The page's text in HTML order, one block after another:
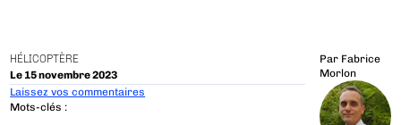
HÉLICOPTÈRE
Le 15 novembre 2023
Par Fabrice
Morlon
Laissez vos commentaires
Mots-clés :